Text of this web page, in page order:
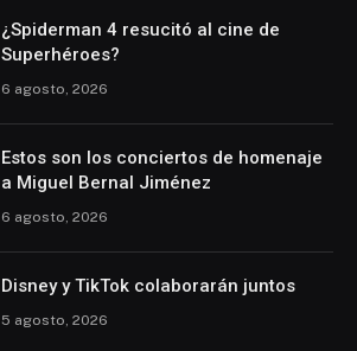
¿Spiderman 4 resucitó al cine de
Superhéroes?
6 agosto, 2026
Estos son los conciertos de homenaje
a Miguel Bernal Jiménez
6 agosto, 2026
Disney y TikTok colaborarán juntos
5 agosto, 2026